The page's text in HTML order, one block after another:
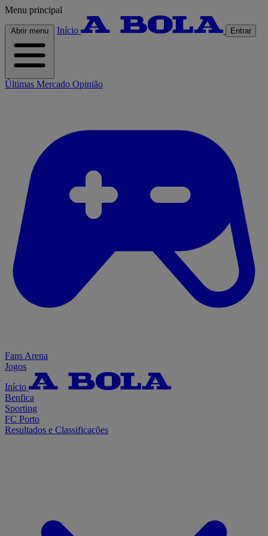
Menu principal
Abrir menu Início Entrar
Últimas Mercado Opinião
Fans Arena
Jogos
Início
Benfica
Sporting
FC Porto
Resultados e Classificações